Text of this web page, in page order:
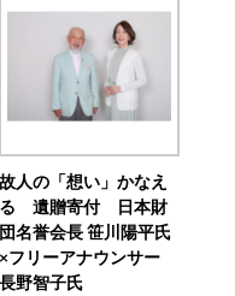
故人の「想い」かなえ
る 遺贈寄付 日本財
団名誉会長 笹川陽平氏
×フリーアナウンサー
長野智子氏